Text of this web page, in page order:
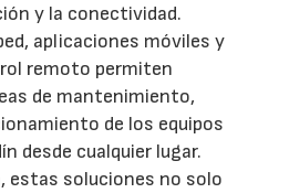
y la conectividad.
aplicaciones móviles y
remoto permiten
de mantenimiento,
de los equipos
desde cualquier lugar.
estas soluciones no solo